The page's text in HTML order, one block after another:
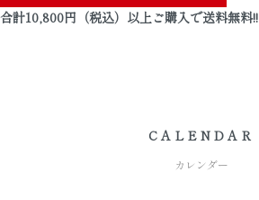
合計10,800円（税込）以上ご購入で送料無料!!
CALENDAR
カレンダー